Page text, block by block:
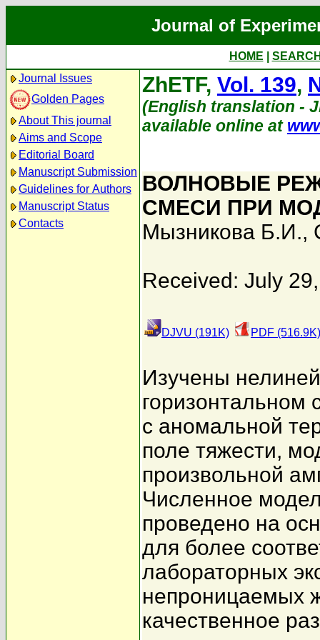
Journal of
HOME
Journal Issues
Golden Pages
About This journal
Aims and Scope
Editorial Board
Manuscript Submission
Guidelines for Authors
Manuscript Status
Contacts
ZhETF, Vol. 139,
(English translation -
available online at
ВОЛНОВЫЕ
СМЕСИ ПРИ
Мызникова Б.И.,
Received: July
DJVU (191K) PDF (516.9K)
Изучены
с аномальной
поле тяжести,
произвольной
Численное
проведено на
для более
лабораторных
непроницаемых
качественное